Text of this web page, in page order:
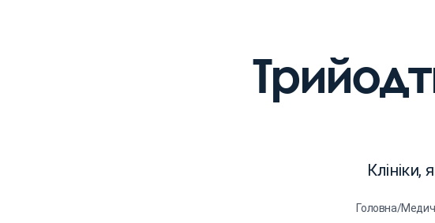
Клініки,
Головна/